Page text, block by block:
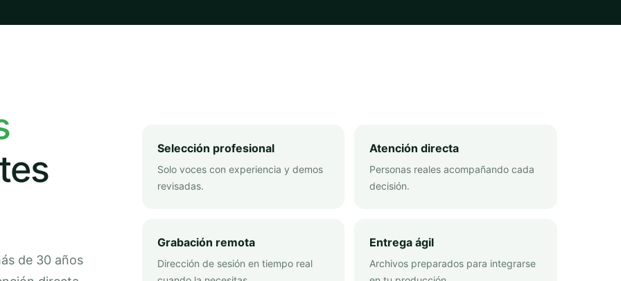
de 30 años
Selección profesional
Solo voces con experiencia y demos
revisadas.
Atención directa
Personas reales acompañando cada
decisión.
Grabación remota
Dirección de sesión en tiempo real
Entrega ágil
Archivos preparados para integrarse